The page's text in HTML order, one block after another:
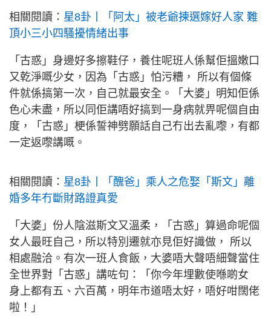
相關閱讀： 星8卦丨「阿太」被老爺揀選嫁好人家 難
頂小三小四騷擾情緒出事
「古惑」身邊好多擦鞋仔，養住呢班人係幫佢搵嫩口
又乾淨嘅少女，因為「古惑」怕污糟， 所以有個條
件就係搞第一次，自己就最安全。「大婆」明知佢係
色心未盡，所以同佢講唔好搞到一身病就畀呢個自由
度，「古惑」梗係誓神劈願話自己冇出去亂嚟，有都
一定返嚟講嘅。
相關閱讀： 星8卦丨「醜爸」乘人之危娶「斯文」離
婚多年冇斷財路證真愛
「大婆」份人陰滋斯文又溫柔，「古惑」算過命呢個
女人最旺自己，所以特別遷就亦見佢好識做， 所以
相處融洽。有次一班人食飯，大婆唔大聲唔細聲當住
全世界對「古惑」講咗句：「你今年埋數使喺啲女
身上都有五、六百萬，明年市道唔太好，唔好咁闊佬
啦！」